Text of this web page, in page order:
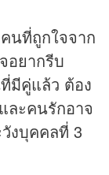
นที่ถูกใจจาก
อยากรีบ
มีคู่แล้ว ต้อง
ะคนรักอาจ
งบุคคลที่ 3